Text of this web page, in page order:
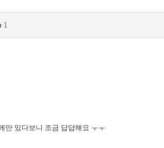
1
만 있다보니 조금 답답해요 ㅜㅜ